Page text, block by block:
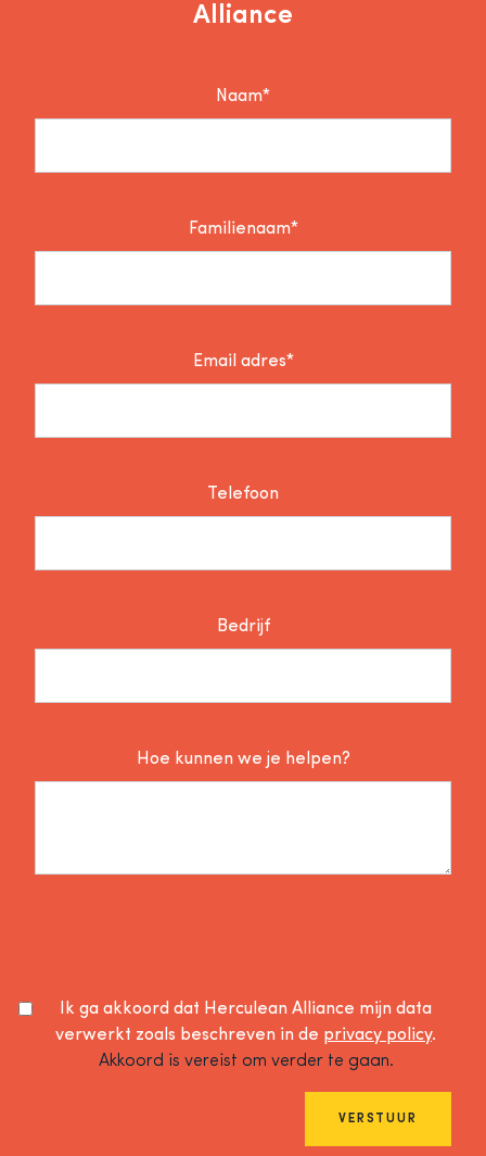
Alliance
Naam*
Familienaam*
Email adres*
Telefoon
Bedrijf
Hoe kunnen we je helpen?
Ik ga akkoord dat Herculean Alliance mijn data
verwerkt zoals beschreven in de privacy policy.
Akkoord is vereist om verder te gaan.
VERSTUUR